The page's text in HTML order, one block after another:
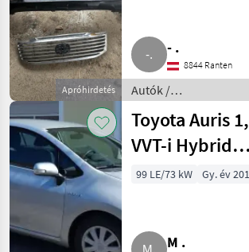
megjelenítése
MARKETPLACE
Marketplace
Kereskedői
ajánlatok
Apróhirdetések
Apróhirdetés
- .
8844 Ranten
Autók /
Motorkerékpárok /
Autó
Toyota Auris
VVT-i Hybrid
Klein-/
99 LE/73 kW Gy. év
M .